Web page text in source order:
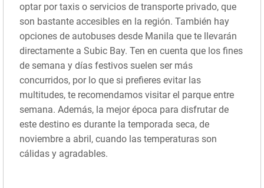
optar por taxis o servicios de transporte privado, que
son bastante accesibles en la región. También hay
opciones de autobuses desde Manila que te llevarán
directamente a Subic Bay. Ten en cuenta que los fines
de semana y días festivos suelen ser más
concurridos, por lo que si prefieres evitar las
multitudes, te recomendamos visitar el parque entre
semana. Además, la mejor época para disfrutar de
este destino es durante la temporada seca, de
noviembre a abril, cuando las temperaturas son
cálidas y agradables.